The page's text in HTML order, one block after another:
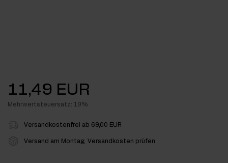
11,49 EUR
Mehrwertsteuersatz: 19%
Versandkostenfrei ab 69,00 EUR
Versand am Montag Versandkosten prüfen